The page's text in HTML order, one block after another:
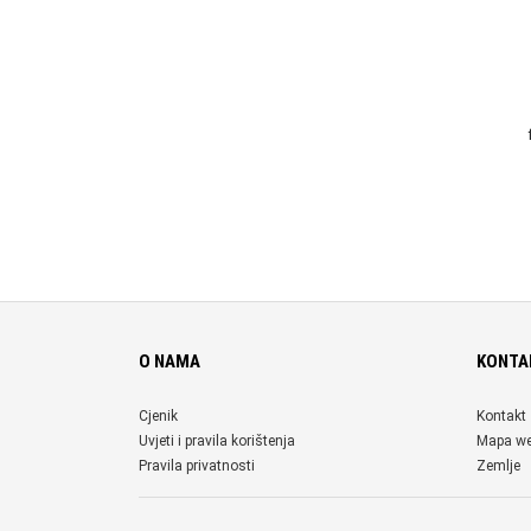
O NAMA
Cjenik
Uvjeti i pravila korištenja
Pravila privatnosti
Kontakt
Mapa
Zemlje